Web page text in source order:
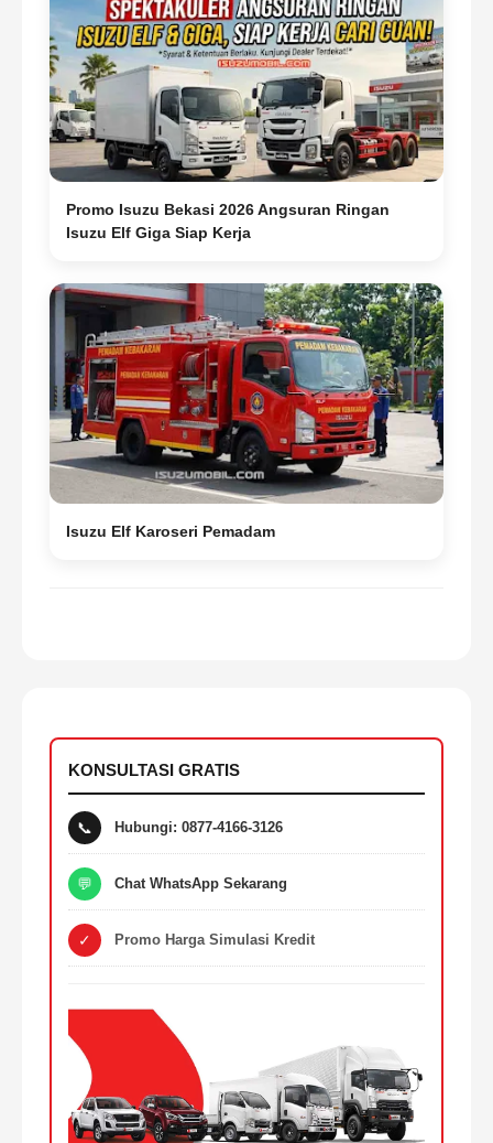
Promo Isuzu Bekasi 2026 Angsuran Ringan
Isuzu Elf Giga Siap Kerja
Isuzu Elf Karoseri Pemadam
KONSULTASI GRATIS
📞 Hubungi: 0877-4166-3126
💬 Chat WhatsApp Sekarang
✓ Promo Harga Simulasi Kredit